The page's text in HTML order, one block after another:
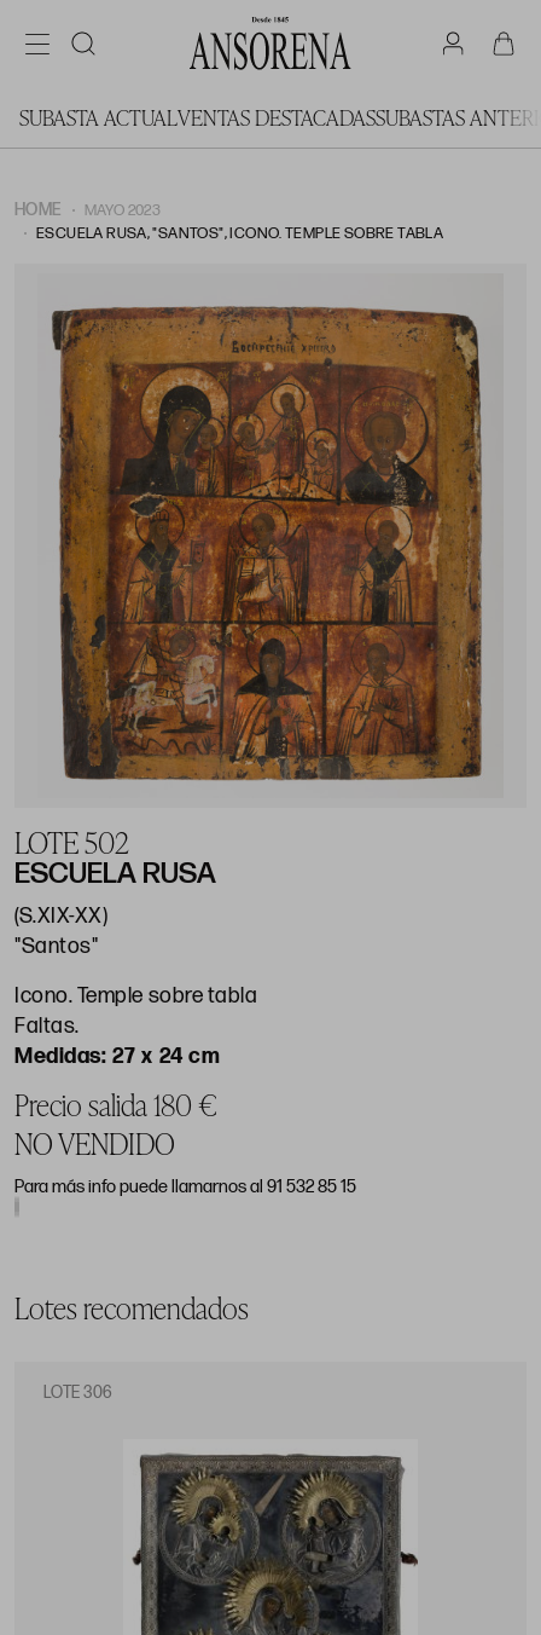
SUBASTA ACTUALVENTAS DESTACADASSUBASTAS
HOME
MAYO 2023
ESCUELA RUSA, "SANTOS", ICONO. TEMPLE SOBRE TABLA
LOTE 502
ESCUELA RUSA
(S.XIX-XX)
"Santos"
Icono. Temple sobre tabla
Faltas.
27 x 24 cm
Precio salida 180 €
NO VENDIDO
Para más info puede llamarnos al 91 532 85 15
Lotes recomendados
LOTE 306